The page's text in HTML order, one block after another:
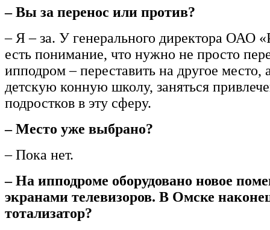
– Вы за перенос или против?
– Я – за. У генерального директора ОАО
есть понимание, что нужно не просто
ипподром – переставить на другое место,
детскую конную школу, заняться
подростков в эту сферу.
– Место уже выбрано?
– Пока нет.
– На ипподроме оборудовано новое
экранами телевизоров. В Омске
тотализатор?